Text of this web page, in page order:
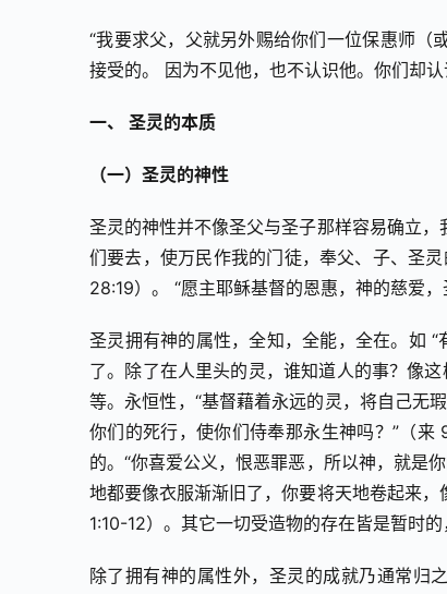
“我要求父，父就另外赐给你们一位保惠师（
接受的。 因为不见他，也不认识他。你们却
一、 圣灵的本质
（一）圣灵的神性
圣灵的神性并不像圣父与圣子那样容易确立
们要去，使万民作我的门徒，奉父、子、圣
28:19）。 “愿主耶稣基督的恩惠，神的慈爱
圣灵拥有神的属性，全知，全能，全在。如
了。除了在人里头的灵，谁知道人的事？像
等。永恒性，“基督藉着永远的灵，将自己无
你们的死行，使你们侍奉那永生神吗？”（来
的。“你喜爱公义，恨恶罪恶，所以神，就是
地都要像衣服渐渐旧了，你要将天地卷起来
1:10-12）。其它一切受造物的存在皆是暂时的
除了拥有神的属性外，圣灵的成就乃通常归